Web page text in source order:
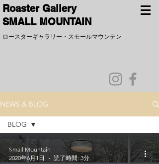
​Roaster Gallery
SMALL MOUNTAIN
ロースターギャラリー ​・ スモールマウンテン
NEWS & BLOG
全ての記
事
BLOG
Small Mountain
2020年6月1日
読了時間: 3分